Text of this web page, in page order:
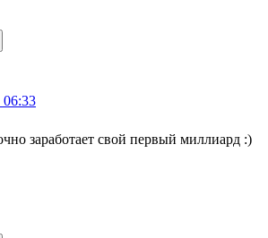
06:33
заработает свой первый миллиард :)